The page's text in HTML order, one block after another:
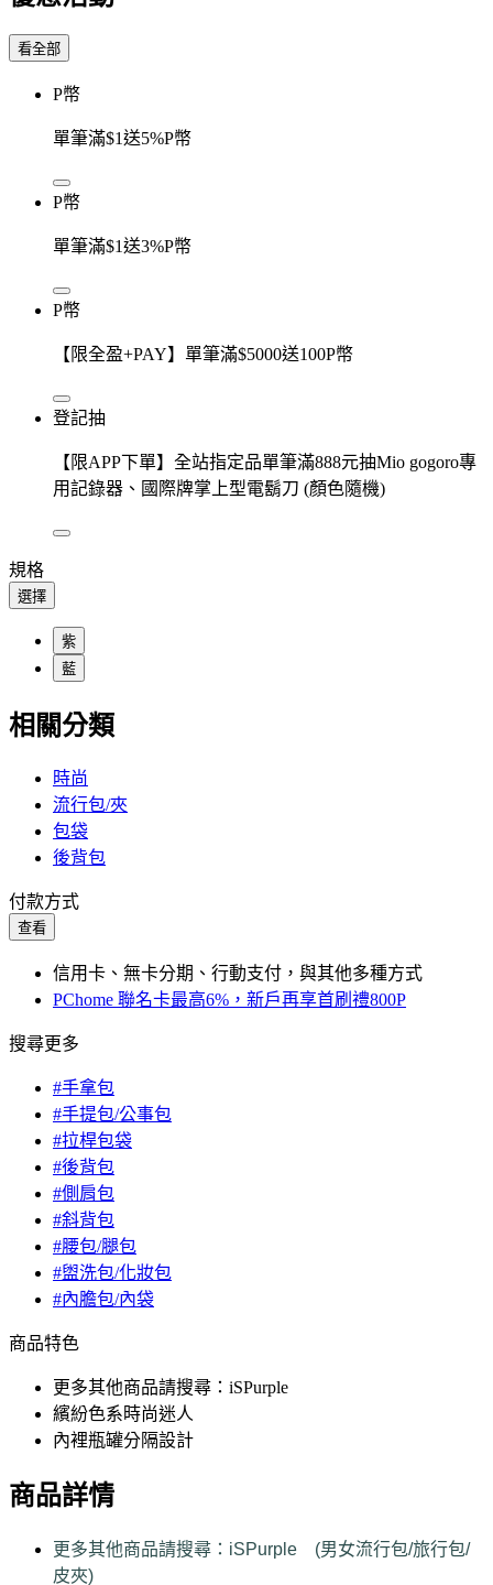
看全部
P幣
單筆滿$1送5%P幣
P幣
單筆滿$1送3%P幣
P幣
【限全盈+PAY】單筆滿$5000送100P幣
登記抽
【限APP下單】全站指定品單筆滿888元抽Mio gogoro專
用記錄器、國際牌掌上型電鬍刀 (顏色隨機)
規格
選擇
紫
藍
相關分類
時尚
流行包/夾
包袋
後背包
付款方式
查看
信用卡、無卡分期、行動支付，與其他多種方式
PChome 聯名卡最高6%，新戶再享首刷禮800P
搜尋更多
#手拿包
#手提包/公事包
#拉桿包袋
#後背包
#側肩包
#斜背包
#腰包/腿包
#盥洗包/化妝包
#內膽包/內袋
商品特色
更多其他商品請搜尋：iSPurple
繽紛色系時尚迷人
內裡瓶罐分隔設計
商品詳情
更多其他商品請搜尋：iSPurple (男女流行包/旅行包/
皮夾)